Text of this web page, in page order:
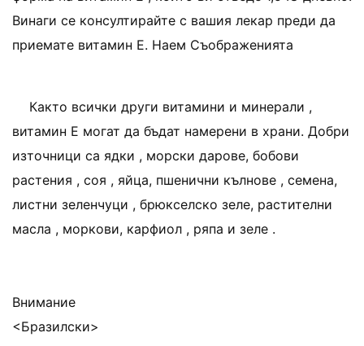
Винаги се консултирайте с вашия лекар преди да
приемате витамин Е. Наем Съображенията
Както всички други витамини и минерали ,
витамин Е могат да бъдат намерени в храни. Добри
източници са ядки , морски дарове, бобови
растения , соя , яйца, пшенични кълнове , семена,
листни зеленчуци , брюкселско зеле, растителни
масла , моркови, карфиол , ряпа и зеле .
Внимание
<Бразилски>